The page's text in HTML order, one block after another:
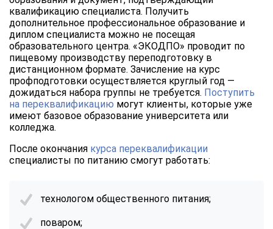
квалификацию специалиста. Получить
дополнительное профессиональное образование и
диплом специалиста можно не посещая
образовательного центра. «ЭКОДПО» проводит по
пищевому производству переподготовку в
дистанционном формате. Зачисление на курс
профподготовки осуществляется круглый год —
дожидаться набора группы не требуется. Поступить
на переквалификацию могут клиенты, которые уже
имеют базовое образование университета или
колледжа.
После окончания курса переквалификации
специалисты по питанию смогут работать:
технологом общественного питания;
поваром;